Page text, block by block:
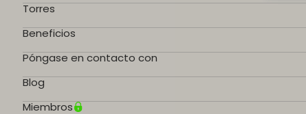
Torres
Beneficios
Póngase en contacto con
Blog
Miembros